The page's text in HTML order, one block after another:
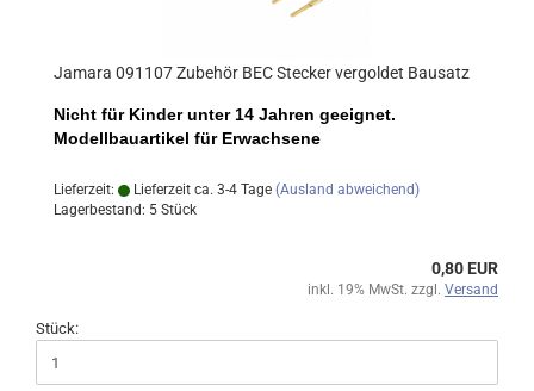
Jamara 091107 Zubehör BEC Stecker vergoldet Bausatz
Nicht für Kinder unter 14 Jahren geeignet.
Modellbauartikel für Erwachsene
Lieferzeit: Lieferzeit ca. 3-4 Tage (Ausland abweichend)
Lagerbestand: 5 Stück
0,80 EUR
inkl. 19% MwSt. zzgl. Versand
Stück: